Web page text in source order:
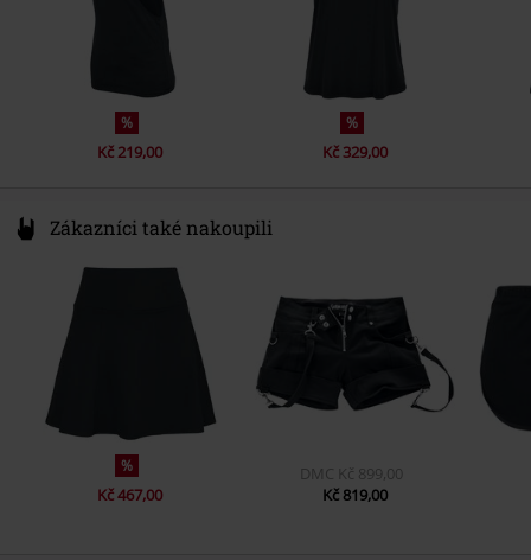
%
Kč 219,00
%
Kč 329,00
Zákazníci také nakoupili
%
Kč 467,00
DMC Kč 899,00
Kč 819,00